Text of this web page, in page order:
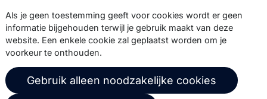
Abonneer
© 2026 Copernica B.V.
Algemene voorwaarden
Privacybeleid
Als je geen toestemming geeft voor cookies wordt er geen
informatie bijgehouden terwijl je gebruik maakt van deze
website. Een enkele cookie zal geplaatst worden om je
voorkeur te onthouden.
Gebruik alleen noodzakelijke cookies